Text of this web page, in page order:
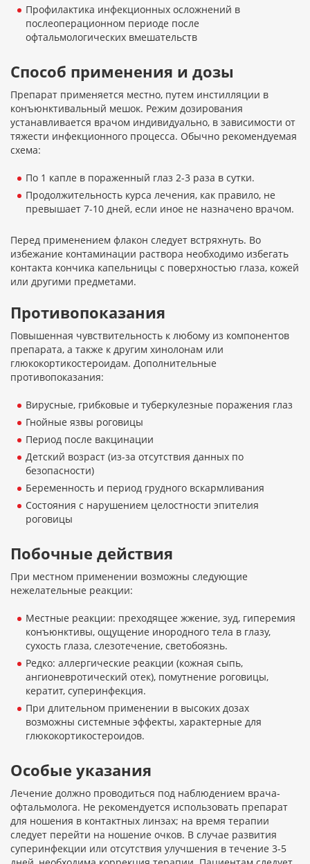
Профилактика инфекционных осложнений в
послеоперационном периоде после
офтальмологических вмешательств
Способ применения и дозы
Препарат применяется местно, путем инстилляции в
конъюнктивальный мешок. Режим дозирования
устанавливается врачом индивидуально, в зависимости от
тяжести инфекционного процесса. Обычно рекомендуемая
схема:
По 1 капле в пораженный глаз 2-3 раза в сутки.
Продолжительность курса лечения, как правило, не
превышает 7-10 дней, если иное не назначено врачом.
Перед применением флакон следует встряхнуть. Во
избежание контаминации раствора необходимо избегать
контакта кончика капельницы с поверхностью глаза, кожей
или другими предметами.
Противопоказания
Повышенная чувствительность к любому из компонентов
препарата, а также к другим хинолонам или
глюкокортикостероидам. Дополнительные
противопоказания:
Вирусные, грибковые и туберкулезные поражения глаз
Гнойные язвы роговицы
Период после вакцинации
Детский возраст (из-за отсутствия данных по
безопасности)
Беременность и период грудного вскармливания
Состояния с нарушением целостности эпителия
роговицы
Побочные действия
При местном применении возможны следующие
нежелательные реакции:
Местные реакции: преходящее жжение, зуд, гиперемия
конъюнктивы, ощущение инородного тела в глазу,
сухость глаза, слезотечение, светобоязнь.
Редко: аллергические реакции (кожная сыпь,
ангионевротический отек), помутнение роговицы,
кератит, суперинфекция.
При длительном применении в высоких дозах
возможны системные эффекты, характерные для
глюкокортикостероидов.
Особые указания
Лечение должно проводиться под наблюдением врача-
офтальмолога. Не рекомендуется использовать препарат
для ношения в контактных линзах; на время терапии
следует перейти на ношение очков. В случае развития
суперинфекции или отсутствия улучшения в течение 3-5